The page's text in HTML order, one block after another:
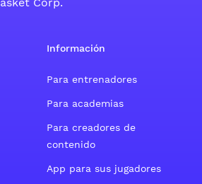
Información
Para entrenadores
Para academias
Para creadores de
contenido
App para sus jugadores